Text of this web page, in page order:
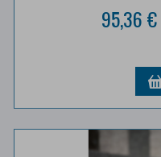
95,36 €